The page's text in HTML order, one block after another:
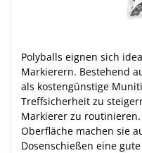
Polyballs eignen sich
Markierern. Bestehend
als kostengünstige
Treffsicherheit zu
Markierer zu
Oberfläche machen sie
Dosenschießen eine